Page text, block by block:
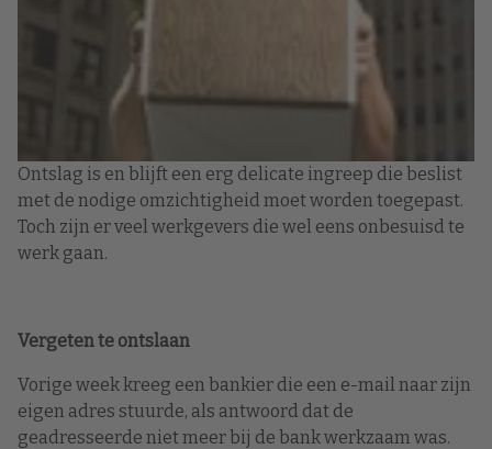
Ontslag is en blijft een erg delicate ingreep die beslist
met de nodige omzichtigheid moet worden toegepast.
Toch zijn er veel werkgevers die wel eens onbesuisd te
werk gaan.
Vergeten te ontslaan
Vorige week kreeg een bankier die een e-mail naar zijn
eigen adres stuurde, als antwoord dat de
geadresseerde niet meer bij de bank werkzaam was.